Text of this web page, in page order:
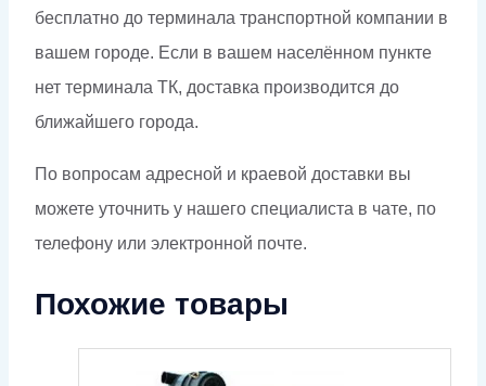
бесплатно до терминала транспортной компании в
вашем городе. Если в вашем населённом пункте
нет терминала ТК, доставка производится до
ближайшего города.
По вопросам адресной и краевой доставки вы
можете уточнить у нашего специалиста в чате, по
телефону или электронной почте.
Похожие товары